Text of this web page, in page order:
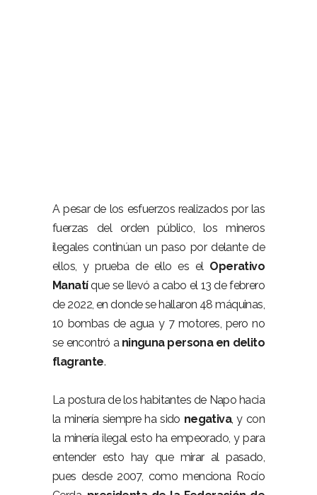
A pesar de los esfuerzos realizados por las
fuerzas del orden público, los mineros
ilegales continúan un paso por delante de
ellos, y prueba de ello es el Operativo
Manatíque se llevó a cabo el 13 de febrero
de 2022, en donde se hallaron 48 máquinas,
10 bombas de agua y 7 motores, pero no
se encontró aninguna persona en delito
flagrante.
La postura de los habitantes de Napo hacia
la minería siempre ha sido negativa, y con
la minería ilegal esto ha empeorado, y para
entender esto hay que mirar al pasado,
pues desde 2007, como menciona Rocío